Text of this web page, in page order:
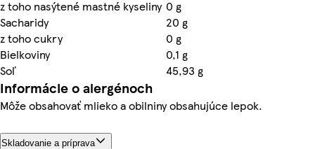
z toho nasýtené mastné kyseliny 0 g
Sacharidy
20 g
z toho cukry
0 g
Bielkoviny
0,1 g
Soľ
45,93 g
Informácie o alergénoch
Môže obsahovať mlieko a obilniny obsahujúce lepok.
Skladovanie a príprava